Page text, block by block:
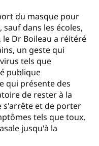
du masque pour
dans les écoles,
Dr Boileau a réitéré
un geste qui
tels que
publique
qui présente des
de rester à la
s'arrête et de porter
tels que toux,
jusqu'à la